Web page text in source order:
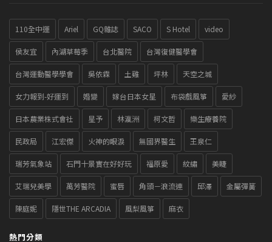
110全中運 Ariel GQ雜誌 SACO S Hotel video
侯友宜 內湖草莓季 台北醫院 台灣復健醫學會
台灣運動醫學學會 吳依霖 土雞 坪林 天空之城
女力報到-好運到 婚變 嫁台日本女星 布袋戲風箏 愛紗
日本農業株式會社 星予 林瀛洲 柯文哲 樂生療養院
民政局 江宏傑 火神的眼淚 無國界醫生 王泉仁
瑞芳氣象站 石門十景實在好好玩 福原愛 紋繡 美睫
艾瑞兒美學 萬芳醫院 蜜唇 角頭－浪流連 邱澤 金屬彈簧
陳庭妮 隱世THE ARCADIA 風梨風箏 麻衣
熱門分類